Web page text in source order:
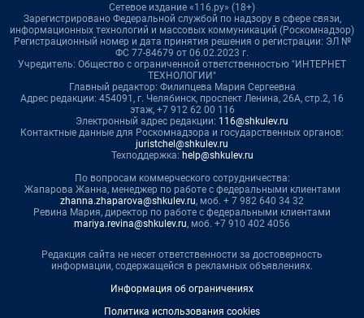
Сетевое издание «116.ру» (18+)
Зарегистрировано Федеральной службой по надзору в сфере связи,
информационных технологий и массовых коммуникаций (Роскомнадзор)
Регистрационный номер и дата принятия решения о регистрации: ЭЛ №
ФС 77-84679 от 06.02.2023 г.
Учредитель: Общество с ограниченной ответственностью "ИНТЕРНЕТ
ТЕХНОЛОГИИ"
Главный редактор: Филипцева Мария Сергеевна
Адрес редакции: 454091, г. Челябинск, проспект Ленина, 26А, стр.2, 16
этаж, +7 912 62 00 116
Электронный адрес редакции: 116@shkulev.ru
Контактные данные для Роскомнадзора и государственных органов:
juristchel@shkulev.ru
Техподдержка: help@shkulev.ru
По вопросам коммерческого сотрудничества:
Жапарова Жанна, менеджер по работе с федеральными клиентами
zhanna.zhaparova@shkulev.ru, моб. + 7 982 640 34 32
Ревина Мария, директор по работе с федеральными клиентами
mariya.revina@shkulev.ru, моб. +7 910 402 4056
Редакция сайта не несет ответственности за достоверность
информации, содержащейся в рекламных объявлениях.
Информация об ограничениях
Политика использования cookies